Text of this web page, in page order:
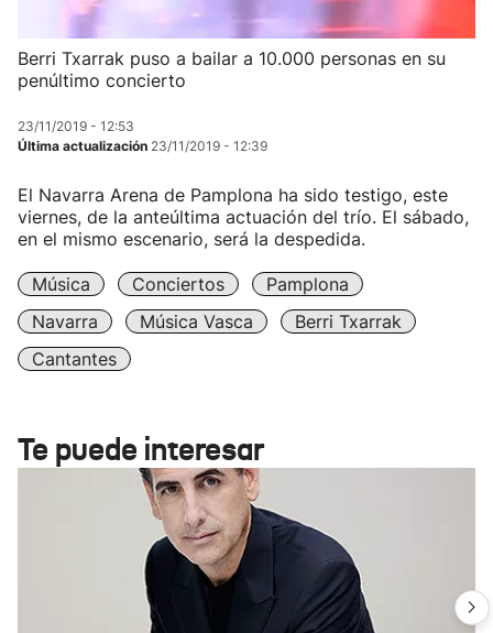
Berri Txarrak puso a bailar a 10.000 personas en su
penúltimo concierto
23/11/2019 - 12:53
Última actualización 23/11/2019 - 12:39
El Navarra Arena de Pamplona ha sido testigo, este
viernes, de la anteúltima actuación del trío. El sábado,
en el mismo escenario, será la despedida.
Música Conciertos
Pamplona
Navarra
Música Vasca
Berri Txarrak
Cantantes
Te puede interesar